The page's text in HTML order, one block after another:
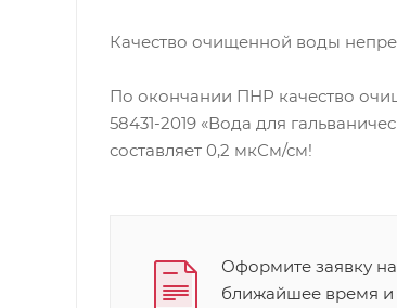
Качество очищенной воды
По окончании ПНР качество
58431-2019 «Вода для
составляет 0,2 мкСм/см!
Оформите заявку
ближайшее время и